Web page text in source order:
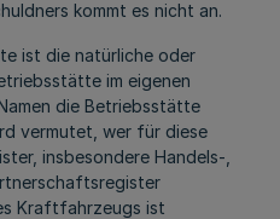
kommt es nicht an.
ist die natürliche oder
im eigenen
die Betriebsstätte
vermutet, wer für diese
insbesondere Handels-,
Kraftfahrzeugs ist